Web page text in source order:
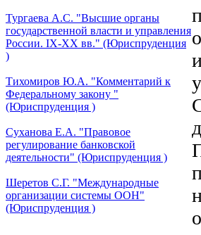
Тургаева А.С. "Высшие органы
государственной власти и управления
России. IХ-ХХ вв." (Юриспруденция
)
Тихомиров Ю.А. "Комментарий к
Федеральному закону "
(Юриспруденция )
Суханова Е.А. "Правовое
регулирование банковской
деятельности" (Юриспруденция )
Шеретов С.Г. "Международные
организации системы ООН"
(Юриспруденция )